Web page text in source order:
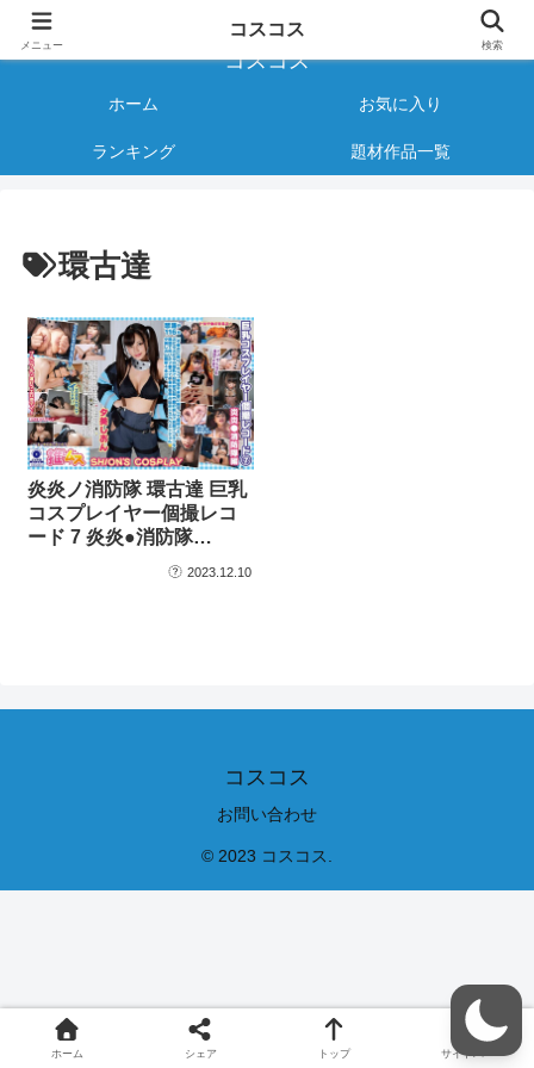
様々なジャンルのコスプレAVをご紹介する情報サイト
コスコス
ホーム お気に入り
ランキング 題材作品一覧
環古達
炎炎ノ消防隊 環古達 巨乳
コスプレイヤー個撮レコ
ード 7 炎炎●消防隊…
2023.12.10
コスコス
お問い合わせ
© 2023 コスコス.
メニュー
コスコス
検索
ホーム シェア トップ サイドバー